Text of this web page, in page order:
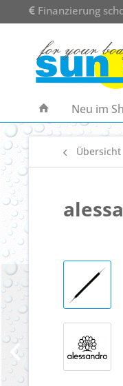
Finanzierung
Neu im
Übersicht